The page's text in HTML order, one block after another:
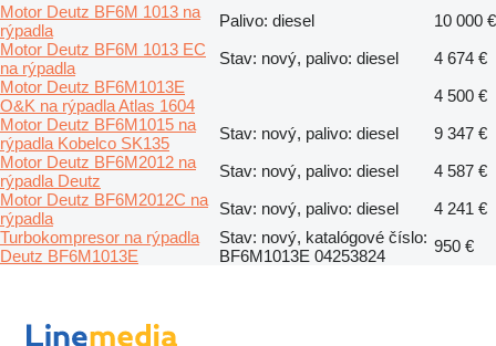
Motor Deutz BF6M 1013 na
rýpadla
Palivo: diesel
10 000 €
Motor Deutz BF6M 1013 EC
na rýpadla
Stav: nový, palivo: diesel
4 674 €
Motor Deutz BF6M1013E
O&K na rýpadla Atlas 1604
4 500 €
Motor Deutz BF6M1015 na
rýpadla Kobelco SK135
Stav: nový, palivo: diesel
9 347 €
Motor Deutz BF6M2012 na
rýpadla Deutz
Stav: nový, palivo: diesel
4 587 €
Motor Deutz BF6M2012C na
rýpadla
Stav: nový, palivo: diesel
4 241 €
Turbokompresor na rýpadla
Deutz BF6M1013E
Stav: nový, katalógové číslo:
BF6M1013E 04253824
950 €